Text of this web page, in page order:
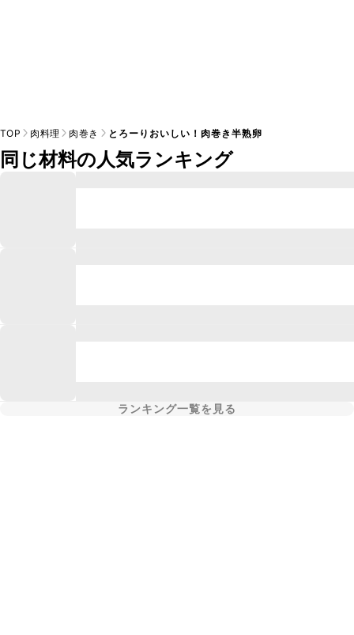
TOP 肉料理 肉巻き とろーりおいしい！肉巻き半熟卵
同じ材料の人気ランキング
ランキング一覧を見る